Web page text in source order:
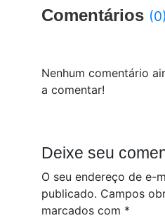
Comentários (0)
Nenhum comentário
a comentar!
Deixe seu
O seu endereço de e-
publicado. Campos
marcados com *